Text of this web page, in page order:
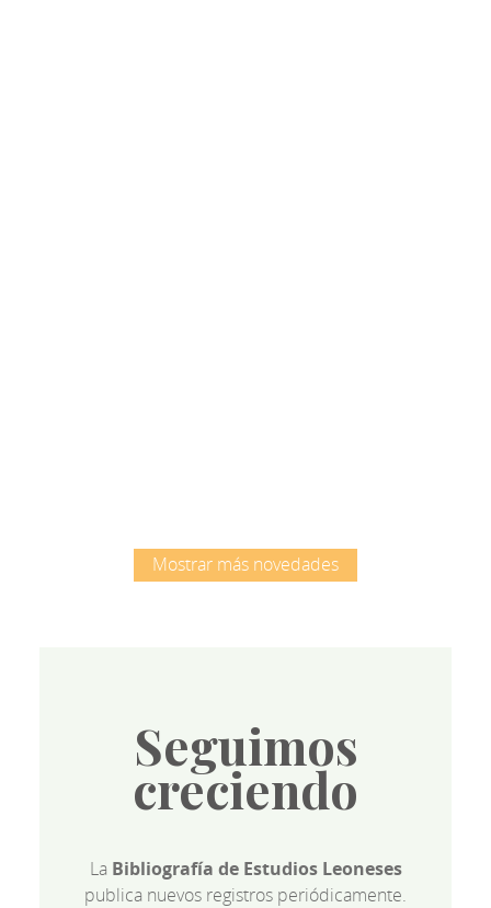
Mostrar más novedades
Seguimos
creciendo
La Bibliografía de Estudios Leoneses
publica nuevos registros periódicamente.